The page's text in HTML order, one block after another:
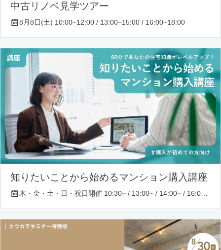
中古リノベ見学ツアー
8月8日(土) 10:00~12:00 / 13:00~15:00 / 16:00~18:00
知りたいことから始めるマンション購入講座
木・金・土・日・祝日開催 10:30~ / 13:00~ / 14:00~ / 16:00~ / 17:00~/ 18:30~/ 19:30~